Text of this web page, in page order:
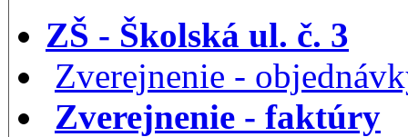
ZŠ - Školská ul. č. 3
Zverejnenie -
Zverejnenie - faktúry